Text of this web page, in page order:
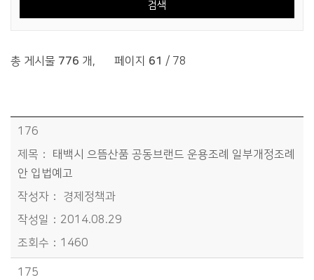
총 게시물 776 개 , 페이지 61 / 78
시정소식>알림마당>입법예고 목록 - 번호, 제목, 작성자, 작성일, 조회수정보 제공
176
태백시 으뜸산품 공동브랜드 운용조례 일부개정조례
안 입법예고
경제정책과
2014.08.29
1460
175